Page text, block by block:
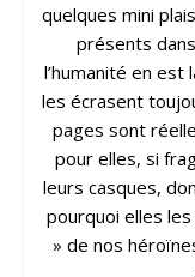
quelques mini
présents
l’humanité en
les écrasent
pages sont
pour elles, si
leurs casques,
pourquoi elles
» de nos